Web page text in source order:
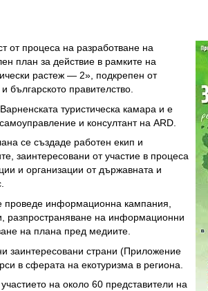
от процеса на разработване на
план за действие в рамките на
растеж — 2», подкрепен от
българското правителство.
туристическа камара и е
и консултант на ARD.
се създаде работен екип и
заинтересовани от участие в процеса
и организации от държавната и
проведе информационна кампания,
разпространяване на информационни
на плана пред медиите.
заинтересовани страни (Приложение
в сферата на екотуризма в региона.
на около 60 представители на